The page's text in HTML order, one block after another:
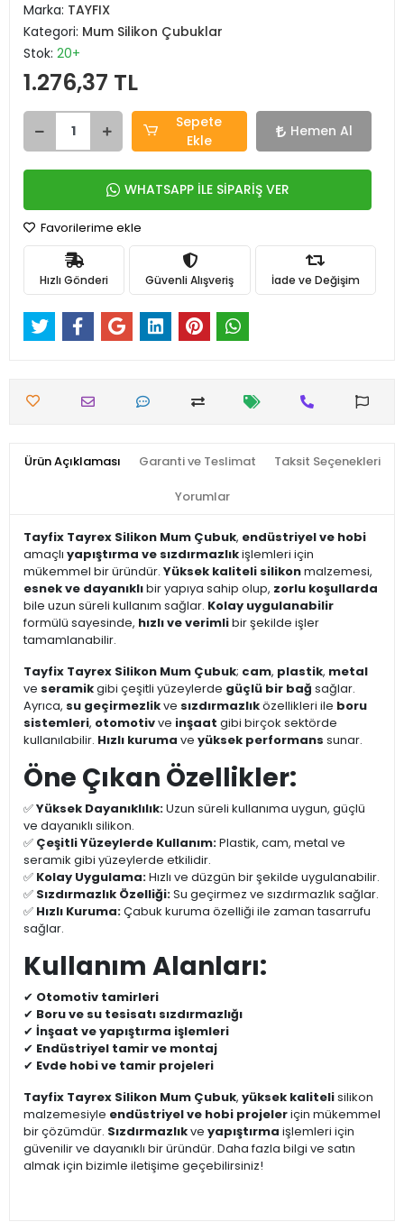
Marka: TAYFIX
Kategori: Mum Silikon Çubuklar
Stok: 20+
1.276,37 TL
Sepete
Ekle
Hemen Al
WHATSAPP İLE SİPARİŞ VER
Favorilerime ekle
Hızlı Gönderi Güvenli Alışveriş İade ve Değişim
Ürün Açıklaması Garanti ve Teslimat Taksit Seçenekleri
Yorumlar
Tayfix Tayrex Silikon Mum Çubuk, endüstriyel ve hobi
amaçlı yapıştırma ve sızdırmazlıkişlemleri için
mükemmel bir üründür. Yüksek kaliteli silikonmalzemesi,
esnek ve dayanıklıbir yapıya sahip olup, zorlu koşullarda
bile uzun süreli kullanım sağlar. Kolay uygulanabilir
formülü sayesinde, hızlı ve verimlibir şekilde işler
tamamlanabilir.
Tayfix Tayrex Silikon Mum Çubuk; cam, plastik, metal
ve seramikgibi çeşitli yüzeylerde güçlü bir bağ sağlar.
Ayrıca, su geçirmezlikve sızdırmazlıközellikleri ile boru
sistemleri, otomotivve inşaat gibi birçok sektörde
kullanılabilir. Hızlı kuruma ve yüksek performans sunar.
Öne Çıkan Özellikler:
✅Yüksek Dayanıklılık:Uzun süreli kullanıma uygun, güçlü
ve dayanıklı silikon.
✅ Çeşitli Yüzeylerde Kullanım:Plastik, cam, metal ve
seramik gibi yüzeylerde etkilidir.
✅ Kolay Uygulama:Hızlı ve düzgün bir şekilde uygulanabilir.
✅ Sızdırmazlık Özelliği:Su geçirmez ve sızdırmazlık sağlar.
✅ Hızlı Kuruma:Çabuk kuruma özelliği ile zaman tasarrufu
sağlar.
Kullanım Alanları:
✔ Otomotiv tamirleri
✔ Boru ve su tesisatı sızdırmazlığı
✔ İnşaat ve yapıştırma işlemleri
✔ Endüstriyel tamir ve montaj
✔ Evde hobi ve tamir projeleri
Tayfix Tayrex Silikon Mum Çubuk, yüksek kalitelisilikon
malzemesiyle endüstriyel ve hobi projeleriçin mükemmel
bir çözümdür. Sızdırmazlıkve yapıştırma işlemleri için
güvenilir ve dayanıklı bir üründür. Daha fazla bilgi ve satın
almak için bizimle iletişime geçebilirsiniz!